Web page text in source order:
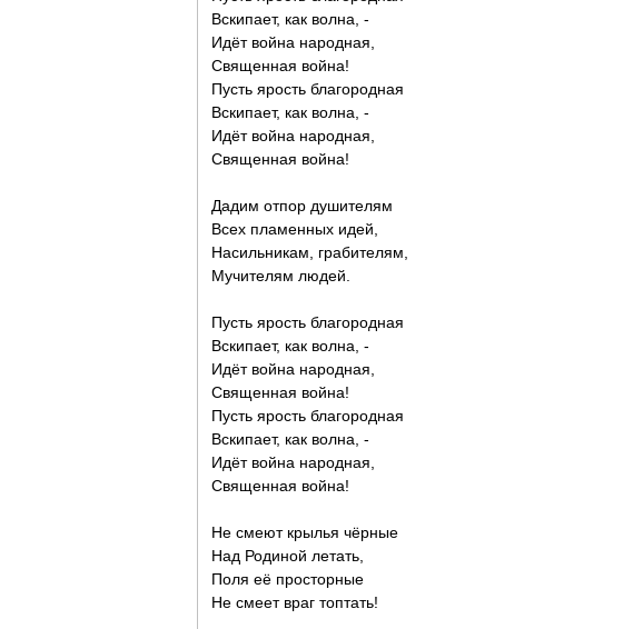
Вскипает, как волна, -
Идёт война народная,
Священная война!
Пусть ярость благородная
Вскипает, как волна, -
Идёт война народная,
Священная война!
Дадим отпор душителям
Всех пламенных идей,
Насильникам, грабителям,
Мучителям людей.
Пусть ярость благородная
Вскипает, как волна, -
Идёт война народная,
Священная война!
Пусть ярость благородная
Вскипает, как волна, -
Идёт война народная,
Священная война!
Не смеют крылья чёрные
Над Родиной летать,
Поля её просторные
Не смеет враг топтать!